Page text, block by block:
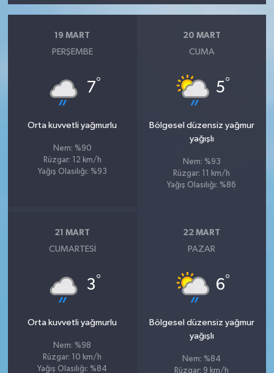
19 MART
PERŞEMBE
7°
Orta kuvvetli yağmurlu
Nem: %90
Rüzgar: 12 km/h
Yağış Olasılığı: %93
20 MART
CUMA
5°
Bölgesel düzensiz yağmur
yağışlı
Nem: %93
Rüzgar: 11 km/h
Yağış Olasılığı: %86
21 MART
CUMARTESI
3°
Orta kuvvetli yağmurlu
Nem: %98
Rüzgar: 10 km/h
Yağış Olasılığı: %84
22 MART
PAZAR
6°
Bölgesel düzensiz yağmur
yağışlı
Nem: %84
Rüzgar: 9 km/h